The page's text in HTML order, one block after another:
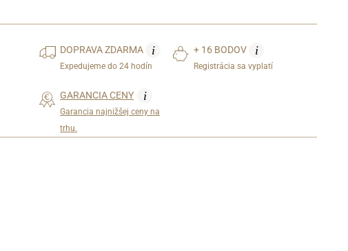
DOPRAVAZDARMA i
Expedujeme do 24 hodín
+ 16 BODOV i
Registrácia sa vyplatí
GARANCIA CENY i
Garancia najnižšej ceny na
trhu.